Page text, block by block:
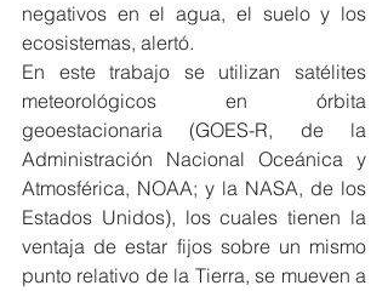
negativos en el agua, el suelo y los
ecosistemas, alertó.
En este trabajo se utilizan satélites
meteorológicos en órbita
geoestacionaria (GOES-R, de la
Administración Nacional Oceánica y
Atmosférica, NOAA; y la NASA, de los
Estados Unidos), los cuales tienen la
ventaja de estar fijos sobre un mismo
punto relativo de la Tierra, se mueven a